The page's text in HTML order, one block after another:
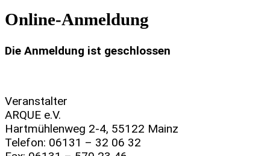
Online-Anmeldung
Die Anmeldung ist geschlossen
Veranstalter
ARQUE e.V.
Hartmühlenweg 2-4, 55122 Mainz
Telefon: 06131 – 32 06 32